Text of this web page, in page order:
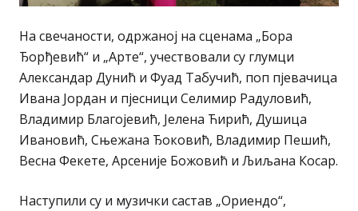
На свечаности, одржаној на сценама „Бора
Ђорђевић“ и „Арте“, учествовали су глумци
Александар Дунић и Фуад Табучић, поп пјевачица
Ивана Јордан и пјесници Селимир Радуловић,
Владимир Благојевић, Јелена Ћирић, Душица
Ивановић, Сњежана Ђоковић, Владимир Пешић,
Весна Фекете, Арсеније Божовић и Љиљана Косар.
Наступили су и музички састав „Ориендо“,